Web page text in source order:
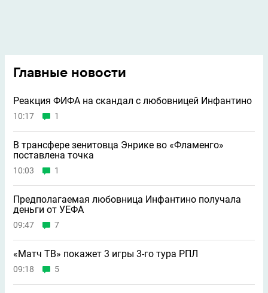
Главные новости
Реакция ФИФА на скандал с любовницей Инфантино
10:17 1
В трансфере зенитовца Энрике во «Фламенго»
поставлена точка
10:03 1
Предполагаемая любовница Инфантино получала
деньги от УЕФА
09:47 7
«Матч ТВ» покажет 3 игры 3-го тура РПЛ
09:18 5